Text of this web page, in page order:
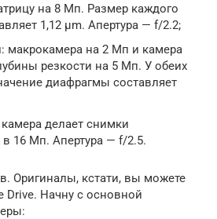
на 8 Мп. Размер каждого
1,12 µm. Апертура — f/2.2;
макрокамера на 2 Мп и камера
резкости на 5 Мп. У обеих
диафрагмы составляет
делает снимки
16 Мп. Апертура — f/2.5.
Оригиналы, кстати, вы можете
Drive. Начну с основной